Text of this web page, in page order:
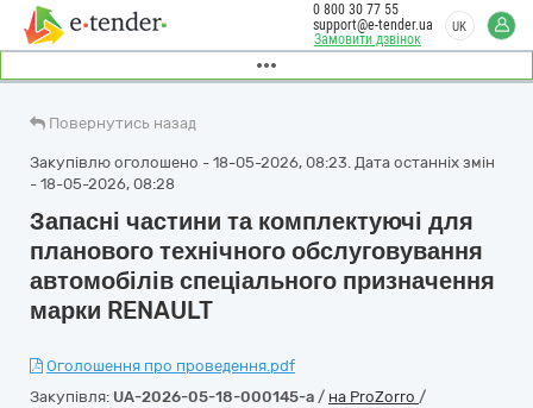
Замовити дзвінок
0 800 30 77 55
support@e-tender.ua
UK
Повернутись назад
Закупівлю оголошено - 18-05-2026, 08:23. Дата останніх змін
- 18-05-2026, 08:28
Запасні частини та комплектуючі для
планового технічного обслуговування
автомобілів спеціального призначення
марки RENAULT
Оголошення про проведення.pdf
Закупівля: UA-2026-05-18-000145-a / на ProZorro /